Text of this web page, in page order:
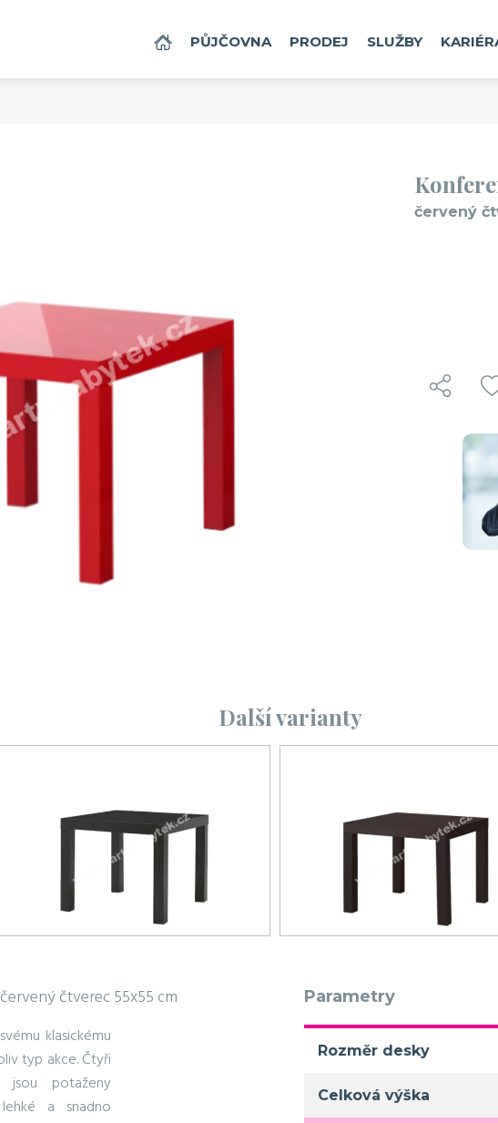
DOMŮPŮJČOVNA PRODEJ SLUŽBY
červený
Další varianty
červený čtverec 55x55 cm
klasickému
typ akce. Čtyři
jsou potaženy
a snadno
Parametry
Rozměr desky
Celková výška